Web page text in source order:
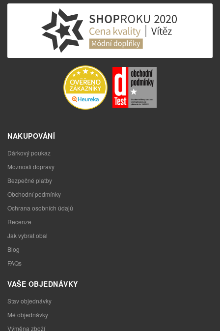
NAKUPOVÁNÍ
Dárkový poukaz
Možnosti dopravy
Bezpečné platby
Obchodní podmínky
Ochrana osobních údajů
Recenze
Jak vybrat obal
Blog
FAQs
VAŠE OBJEDNÁVKY
Stav objednávky
Mé objednávky
Výměna zboží